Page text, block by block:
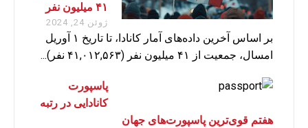
۴۱ میلیون نفر
ژوئن 24, 2024
بر اساس آخرین داده‌های آمار کانادا، تا تاریخ ۱ آوریل
امسال، جمعیت از ۴۱ میلیون نفر (۴۱,۰۱۲,۵۶۳ نفر)...
پاسپورت
کانادایی در رتبه
هفتم قوی‌ترین پاسپورت‌های جهان